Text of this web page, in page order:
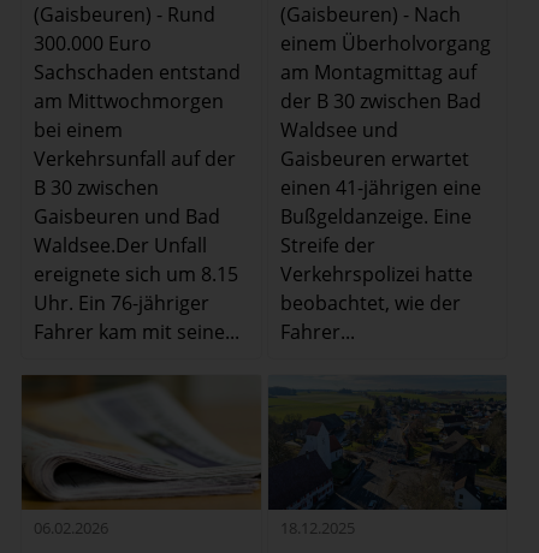
(Gaisbeuren) - Rund
300.000 Euro
Sachschaden entstand
am Mittwochmorgen
bei einem
Verkehrsunfall auf der
B 30 zwischen
Gaisbeuren und Bad
Waldsee.Der Unfall
ereignete sich um 8.15
Uhr. Ein 76-jähriger
Fahrer kam mit seine...
(Gaisbeuren) - Nach
einem Überholvorgang
am Montagmittag auf
der B 30 zwischen Bad
Waldsee und
Gaisbeuren erwartet
einen 41-jährigen eine
Bußgeldanzeige. Eine
Streife der
Verkehrspolizei hatte
beobachtet, wie der
Fahrer...
06.02.2026 18.12.2025